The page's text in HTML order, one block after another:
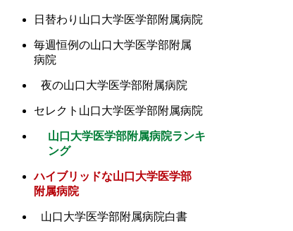
日替わり山口大学医学部附属病院
毎週恒例の山口大学医学部附属
病院
夜の山口大学医学部附属病院
セレクト山口大学医学部附属病院
山口大学医学部附属病院ランキ
ング
ハイブリッドな山口大学医学部
附属病院
山口大学医学部附属病院白書